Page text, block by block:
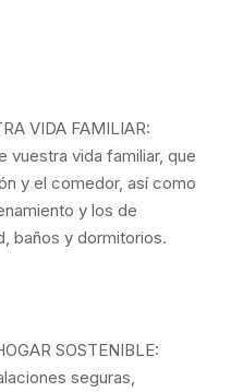
VIDA FAMILIAR:
vuestra vida familiar, que
y el comedor, así como
y los de
baños y dormitorios.
SOSTENIBLE:
seguras,